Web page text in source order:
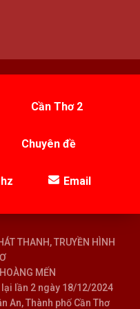
Cần Thơ 2
Chuyên đề
Email
THANH, TRUYỀN HÌNH
MẾN
lại lần 2 ngày 18/12/2024
An, Thành phố Cần Thơ